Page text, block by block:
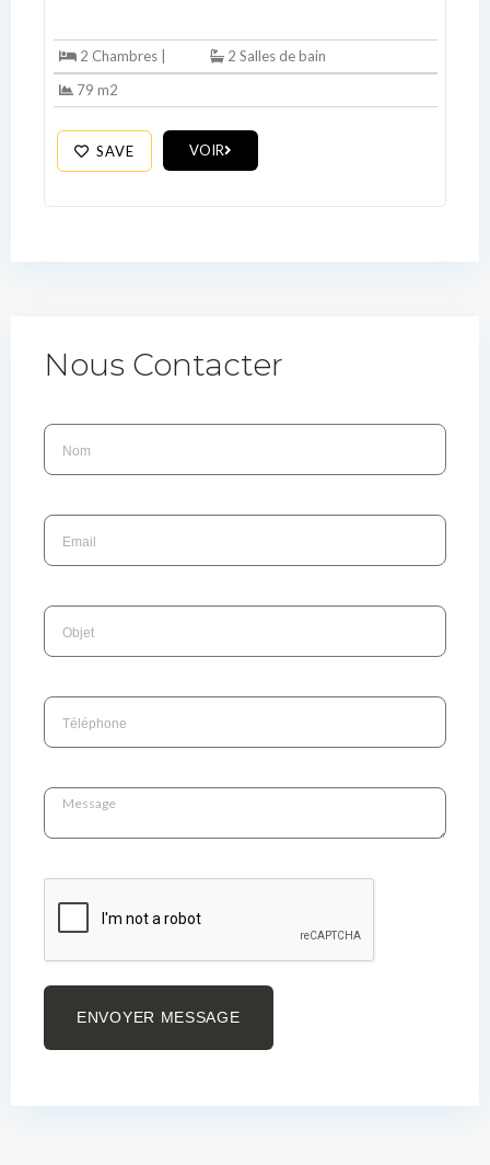
2 Chambres |
2 Salles de bain
79 m2
SAVE VOIR
Nous Contacter
ENVOYER MESSAGE